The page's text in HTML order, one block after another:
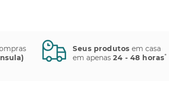
Seus produtos em casa
em apenas 24 - 48 horas*